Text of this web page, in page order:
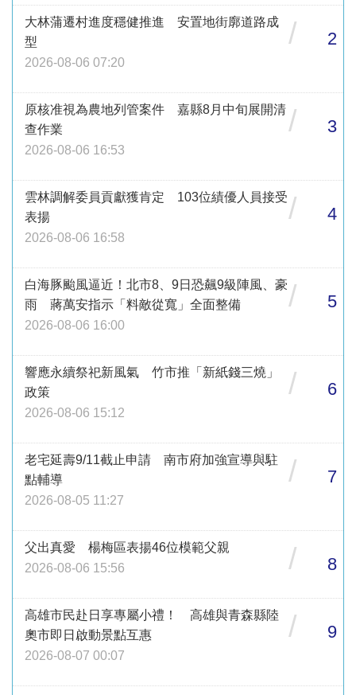
大林蒲遷村進度穩健推進 安置地街廓道路成
型
2026-08-06 07:20
/ 2
原核准視為農地列管案件 嘉縣8月中旬展開清
查作業
2026-08-06 16:53
/ 3
雲林調解委員貢獻獲肯定 103位績優人員接受
表揚
2026-08-06 16:58
/ 4
白海豚颱風逼近！北市8、9日恐飆9級陣風、豪
雨 蔣萬安指示「料敵從寬」全面整備
2026-08-06 16:00
/ 5
響應永續祭祀新風氣 竹市推「新紙錢三燒」
政策
2026-08-06 15:12
/ 6
老宅延壽9/11截止申請 南市府加強宣導與駐
點輔導
2026-08-05 11:27
/ 7
父出真愛 楊梅區表揚46位模範父親
2026-08-06 15:56
/ 8
高雄市民赴日享專屬小禮！ 高雄與青森縣陸
奧市即日啟動景點互惠
2026-08-07 00:07
/ 9